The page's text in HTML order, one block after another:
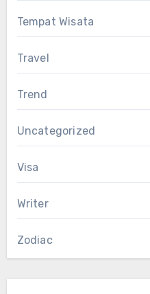
Tempat Wisata
Travel
Trend
Uncategorized
Visa
Writer
Zodiac